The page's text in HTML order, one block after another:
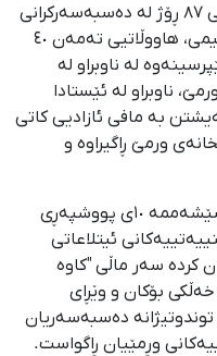
٣ی ڕەزبەری ١٤٠٤؛ سەرەڕای تێپەڕبوونی ٨٧ ڕۆژ لە دەسبەسەرکرانی
سەرەڕۆیانە و توندوتیژانەی کاوە ڕەحیمی، هاووڵاتیی تەمەن ٤٠
لە ناوبراو لە
ناوبراو لە ئێستادا
بە مافی ئازادیی کاتی
ورمێ ڕاگیراوە و
کوردپا پێشتر ڕایگەیاندبوو کە ڕۆژی سێشەممە ١٠ی پووشپەڕی
ئەمنییەتییەکانی ئیتلاعاتی
کردە سەر ماڵی "کاوە
تەمەن ٤٠ ساڵی خەڵکی بۆکان و وێڕای
دەسبەسەریان
وڕمێیان ڕاگواست.